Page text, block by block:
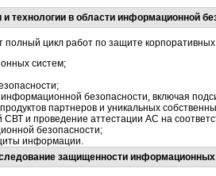
и технологии в области информационной
цикл работ по защите
систем;
безопасности, включая
партнеров и уникальных
СВТ и проведение аттестации АС на
безопасности;
информации.
защищенности информационных